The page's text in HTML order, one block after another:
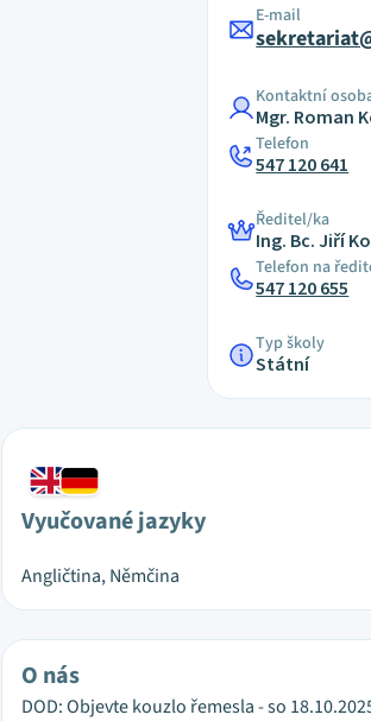
E-mail
Kontaktní
Mgr. Roman
Telefon
547 120 641
Ředitel/ka
Ing. Bc. Jiří
Telefon na
547 120 655
Typ školy
Státní
Vyučované jazyky
Angličtina, Němčina
O nás
DOD: Objevte kouzlo řemesla - so